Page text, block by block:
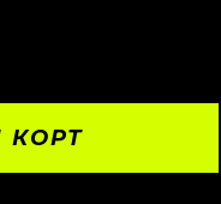
КОРТ